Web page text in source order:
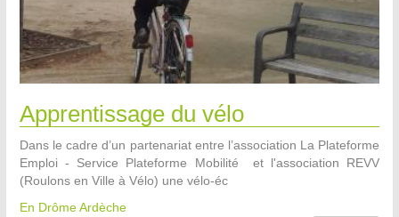
Apprentissage du vélo
Dans le cadre d’un partenariat entre l’association La Plateforme
Emploi - Service Plateforme Mobilité et l'association REVV
(Roulons en Ville à Vélo) une vélo-éc
En Drôme Ardèche